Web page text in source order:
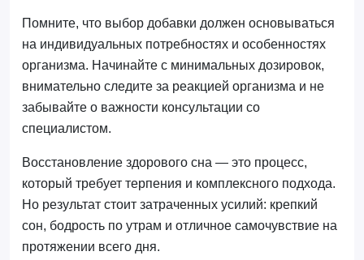
Помните, что выбор добавки должен основываться
на индивидуальных потребностях и особенностях
организма. Начинайте с минимальных дозировок,
внимательно следите за реакцией организма и не
забывайте о важности консультации со
специалистом.
Восстановление здорового сна — это процесс,
который требует терпения и комплексного подхода.
Но результат стоит затраченных усилий: крепкий
сон, бодрость по утрам и отличное самочувствие на
протяжении всего дня.